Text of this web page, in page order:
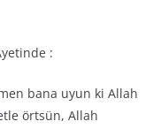
:
bana uyun ki Allah
örtsün, Allah